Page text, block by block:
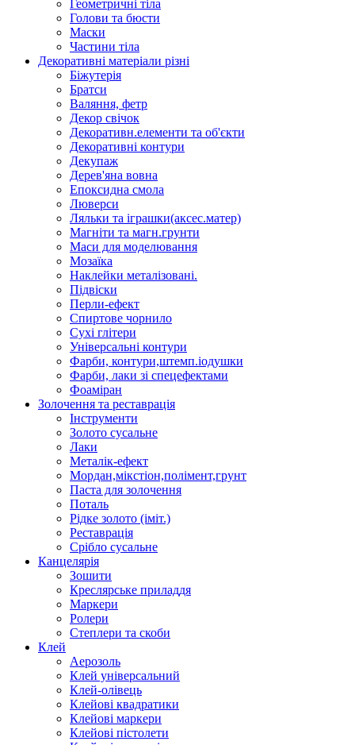
Геометричні тіла
Голови та бюсти
Маски
Частини тіла
Декоративні матеріали різні
Біжутерія
Братси
Валяння, фетр
Декор свічок
Декоративн.елементи та об'єкти
Декоративні контури
Декупаж
Дерев'яна вовна
Епоксидна смола
Люверси
Ляльки та іграшки(аксес.матер)
Магніти та магн.грунти
Маси для моделювання
Мозаїка
Наклейки металізовані.
Підвіски
Перли-ефект
Спиртове чорнило
Сухі глітери
Універсальні контури
Фарби, контури,штемп.іодушки
Фарби, лаки зі спецефектами
Фоаміран
Золочення та реставрація
Інструменти
Золото сусальне
Лаки
Металік-ефект
Мордан,мікстіон,полімент,грунт
Паста для золочення
Поталь
Рідке золото (іміт.)
Реставрація
Срібло сусальне
Канцелярія
Зошити
Креслярське приладдя
Маркери
Ролери
Степлери та скоби
Клей
Аерозоль
Клей універсальний
Клей-олівець
Клейові квадратики
Клейові маркери
Клейові пістолети